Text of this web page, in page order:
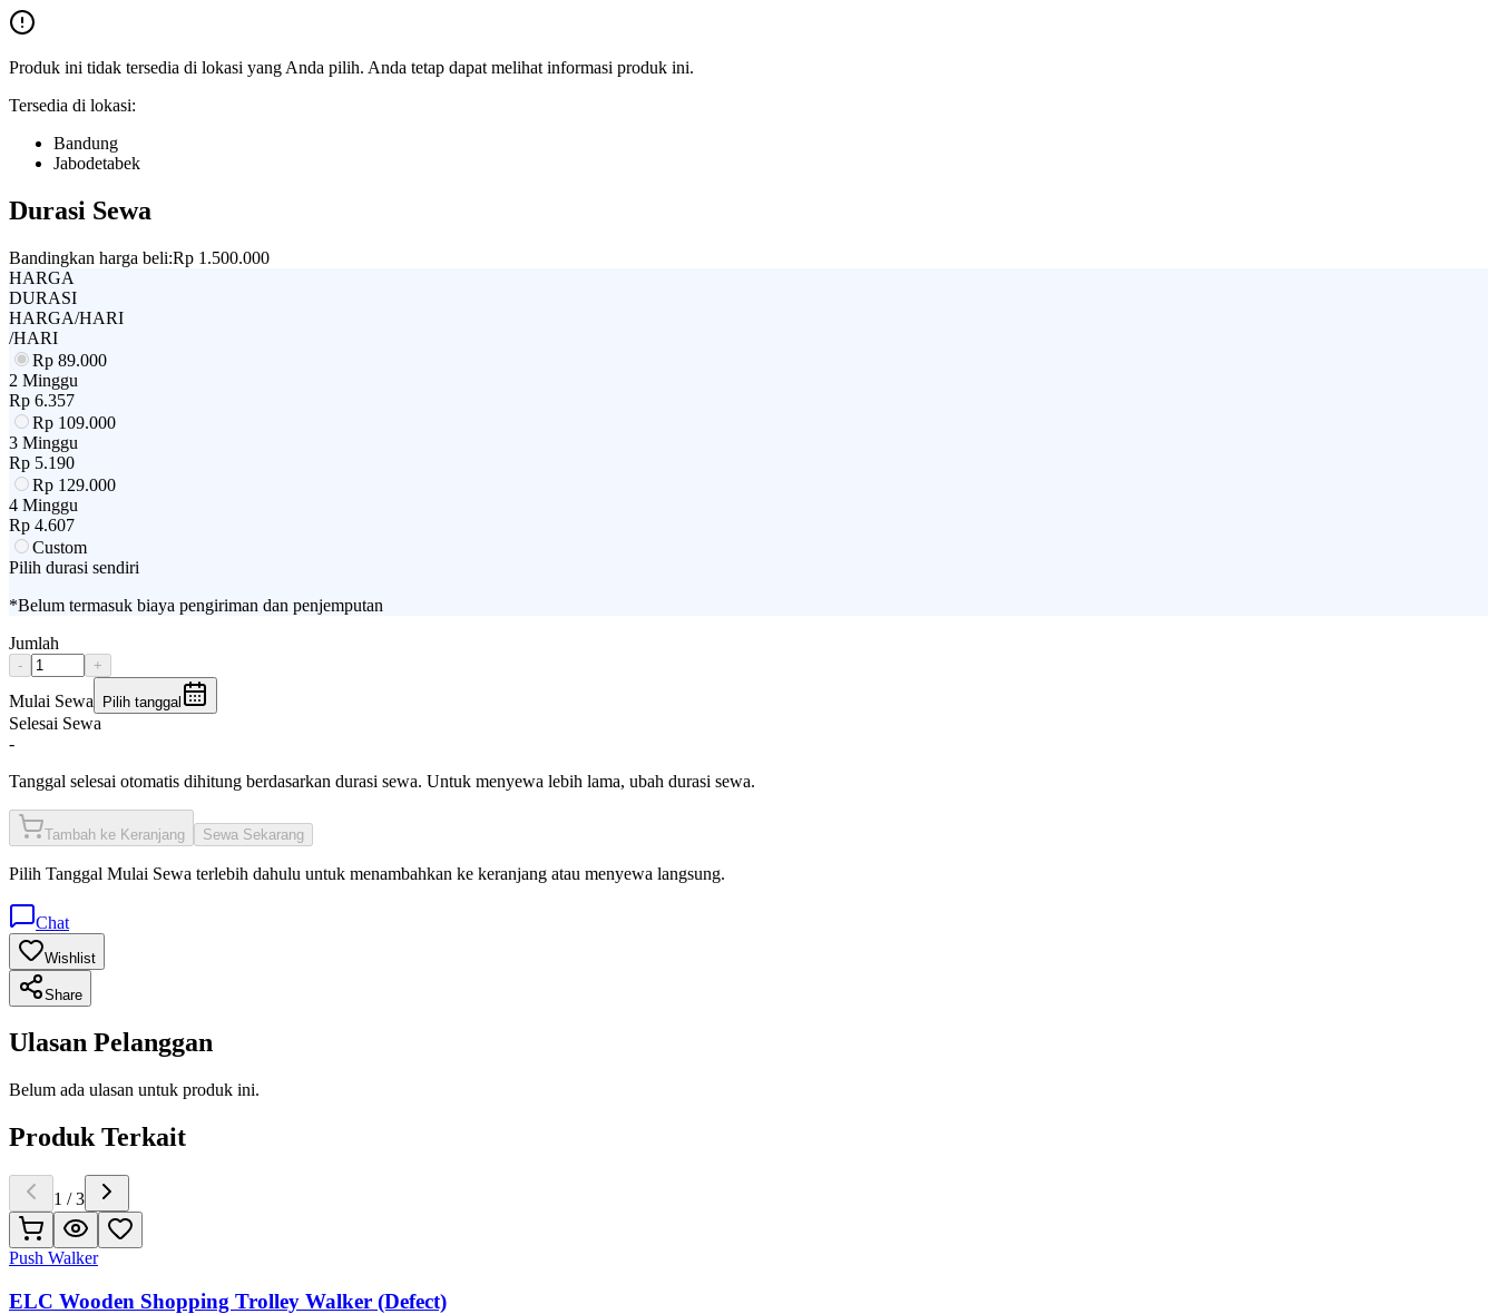
Produk ini tidak tersedia di lokasi yang Anda pilih. Anda tetap dapat melihat informasi produk ini.
Tersedia di lokasi:
Bandung
Jabodetabek
Durasi Sewa
Bandingkan harga beli:Rp 1.500.000
HARGA
DURASI
HARGA/HARI
/HARI
Rp 89.000
2 Minggu
Rp 6.357
Rp 109.000
3 Minggu
Rp 5.190
Rp 129.000
4 Minggu
Rp 4.607
Custom
Pilih durasi sendiri
*Belum termasuk biaya pengiriman dan penjemputan
Jumlah
- +
Mulai Sewa Pilih tanggal
Selesai Sewa
-
Tanggal selesai otomatis dihitung berdasarkan durasi sewa. Untuk menyewa lebih lama, ubah durasi sewa.
Tambah ke Keranjang Sewa Sekarang
Pilih Tanggal Mulai Sewa terlebih dahulu untuk menambahkan ke keranjang atau menyewa langsung.
Chat
Wishlist
Share
Ulasan Pelanggan
Belum ada ulasan untuk produk ini.
Produk Terkait
1 /3
Push Walker
ELC Wooden Shopping Trolley Walker (Defect)